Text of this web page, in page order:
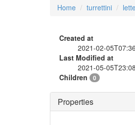
Home turrettini
Created at
2021-02-
Last Modified at
2021-05-
Children
0
Properties